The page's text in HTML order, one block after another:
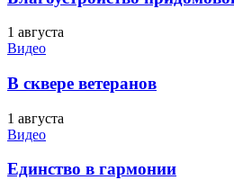
1 августа
Видео
В сквере ветеранов
1 августа
Видео
Единство в гармонии